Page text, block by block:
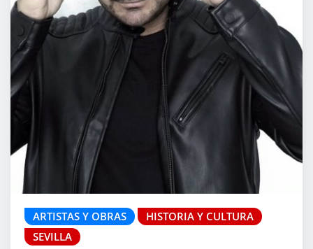
ARTISTAS Y OBRAS
HISTORIA Y CULTURA
SEVILLA